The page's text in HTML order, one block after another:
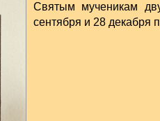
Святым мученикам
сентября и 28 декабря